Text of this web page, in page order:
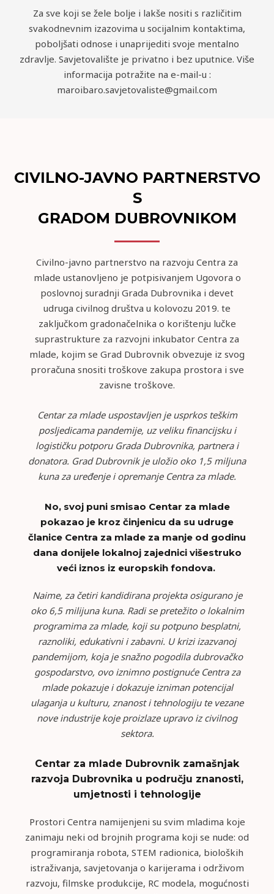
Za sve koji se žele bolje i lakše nositi s različitim
svakodnevnim izazovima u socijalnim kontaktima,
poboljšati odnose i unaprijediti svoje mentalno
zdravlje. Savjetovalište je privatno i bez uputnice. Više
informacija potražite na e-mail-u :
maroibaro.savjetovaliste@gmail.com
CIVILNO-JAVNO PARTNERSTVO
S
GRADOM DUBROVNIKOM
Civilno-javno partnerstvo na razvoju Centra za
mlade ustanovljeno je potpisivanjem Ugovora o
poslovnoj suradnji Grada Dubrovnika i devet
udruga civilnog društva u kolovozu 2019. te
zaključkom gradonačelnika o korištenju lučke
suprastrukture za razvojni inkubator Centra za
mlade, kojim se Grad Dubrovnik obvezuje iz svog
proračuna snositi troškove zakupa prostora i sve
zavisne troškove.
Centar za mlade uspostavljen je usprkos teškim
posljedicama pandemije, uz veliku financijsku i
logističku potporu Grada Dubrovnika, partnera i
donatora. Grad Dubrovnik je uložio oko 1,5 miljuna
kuna za uređenje i opremanje Centra za mlade.
No, svoj puni smisao Centar za mlade
pokazao je kroz činjenicu da su udruge
članice Centra za mlade za manje od godinu
dana donijele lokalnoj zajednici višestruko
veći iznos iz europskih fondova.
Naime, za četiri kandidirana projekta osigurano je
oko 6,5 milijuna kuna. Radi se pretežito o lokalnim
programima za mlade, koji su potpuno besplatni,
raznoliki, edukativni i zabavni. U krizi izazvanoj
pandemijom, koja je snažno pogodila dubrovačko
gospodarstvo, ovo iznimno postignuće Centra za
mlade pokazuje i dokazuje izniman potencijal
ulaganja u kulturu, znanost i tehnologiju te vezane
nove industrije koje proizlaze upravo iz civilnog
sektora.
Centar za mlade Dubrovnik zamašnjak
razvoja Dubrovnika u području znanosti,
umjetnosti i tehnologije
Prostori Centra namijenjeni su svim mladima koje
zanimaju neki od brojnih programa koji se nude: od
programiranja robota, STEM radionica, bioloških
istraživanja, savjetovanja o karijerama i održivom
razvoju, filmske produkcije, RC modela, mogućnosti